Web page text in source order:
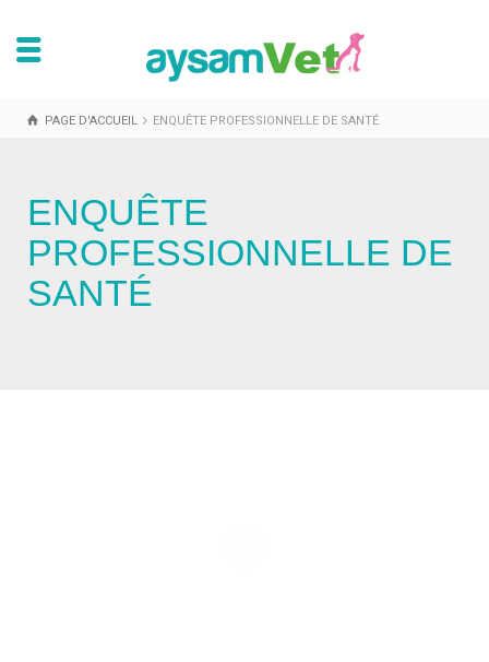
PAGE D'ACCUEIL ENQUÊTE PROFESSIONNELLE DE SANTÉ
ENQUÊTE
PROFESSIONNELLE DE
SANTÉ